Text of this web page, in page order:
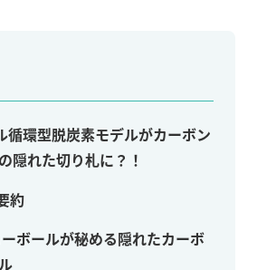
循環型脱炭素モデルがカーボン
隠れた切り札に？！
約
ボールが秘める隠れたカーボ